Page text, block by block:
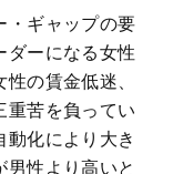
・ギャップの要
ダーになる女性
の賃金低迷、
重苦を負ってい
動化により大き
性より高いと